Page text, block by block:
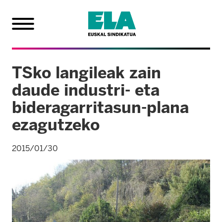
TSko langileak zain
daude industri- eta
bideragarritasun-plana
ezagutzeko
2015/01/30